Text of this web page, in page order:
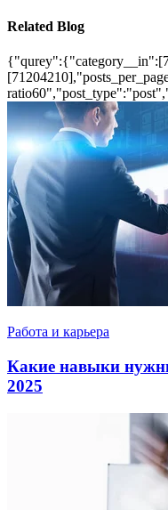
Related Blog
Работа и карьера
Какие навыки
2025